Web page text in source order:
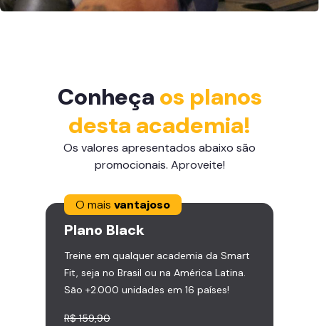
Conheça os planos
desta academia!
Os valores apresentados abaixo são
promocionais. Aproveite!
O mais vantajoso
Plano Black
Treine em qualquer academia da Smart
Fit, seja no Brasil ou na América Latina.
São +2.000 unidades em 16 países!
R$ 159,90